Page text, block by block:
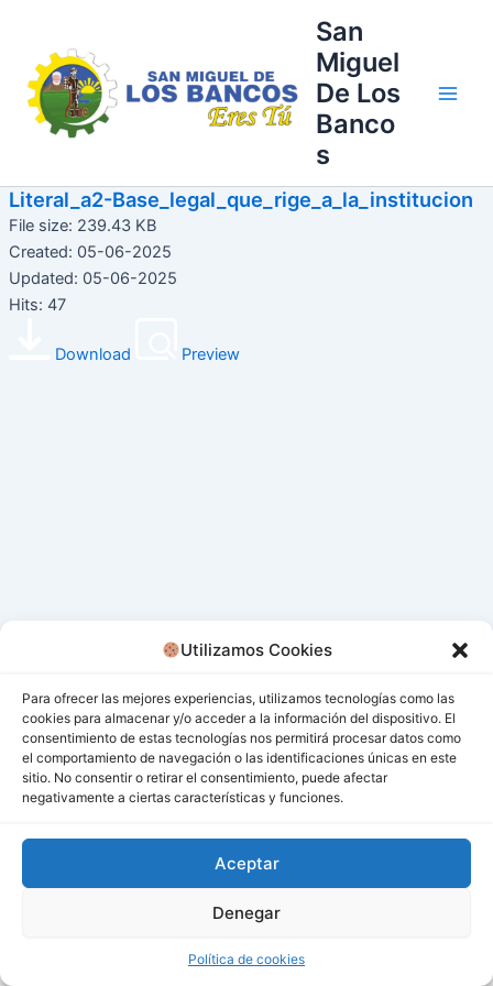
Utilizamos Cookies
Para ofrecer las mejores experiencias, utilizamos tecnologías como las
cookies para almacenar y/o acceder a la información del dispositivo. El
consentimiento de estas tecnologías nos permitirá procesar datos como
el comportamiento de navegación o las identificaciones únicas en este
sitio. No consentir o retirar el consentimiento, puede afectar
negativamente a ciertas características y funciones.
Aceptar
Denegar
Política de cookies
contenido
San
Miguel
De Los
Banco
s
Literal_a2-Base_legal_que_rige_a_la_institucion
File size: 239.43 KB
Created: 05-06-2025
Updated: 05-06-2025
Hits: 47
Download Preview
Todos los derechos © 2026 San Miguel De Los Bancos |